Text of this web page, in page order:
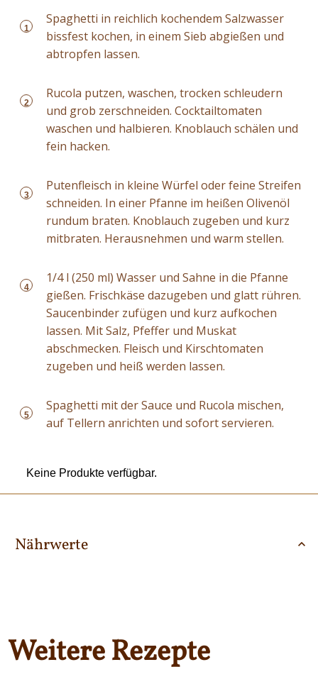
1
Spaghetti in reichlich kochendem Salzwasser
bissfest kochen, in einem Sieb abgießen und
abtropfen lassen.
2
Rucola putzen, waschen, trocken schleudern
und grob zerschneiden. Cocktailtomaten
waschen und halbieren. Knoblauch schälen und
fein hacken.
3
Putenfleisch in kleine Würfel oder feine Streifen
schneiden. In einer Pfanne im heißen Olivenöl
rundum braten. Knoblauch zugeben und kurz
mitbraten. Herausnehmen und warm stellen.
4
1/4 l (250 ml) Wasser und Sahne in die Pfanne
gießen. Frischkäse dazugeben und glatt rühren.
Saucenbinder zufügen und kurz aufkochen
lassen. Mit Salz, Pfeffer und Muskat
abschmecken. Fleisch und Kirschtomaten
zugeben und heiß werden lassen.
5
Spaghetti mit der Sauce und Rucola mischen,
auf Tellern anrichten und sofort servieren.
Keine Produkte verfügbar.
Nährwerte
Weitere Rezepte